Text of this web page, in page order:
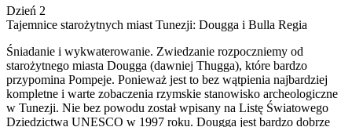
Dzień 2
Tajemnice starożytnych miast Tunezji: Dougga i Bulla Regia
Śniadanie i wykwaterowanie. Zwiedzanie rozpoczniemy od
starożytnego miasta Dougga (dawniej Thugga), które bardzo
przypomina Pompeje. Ponieważ jest to bez wątpienia najbardziej
kompletne i warte zobaczenia rzymskie stanowisko archeologiczne
w Tunezji. Nie bez powodu został wpisany na Listę Światowego
Dziedzictwa UNESCO w 1997 roku. Dougga jest bardzo dobrze